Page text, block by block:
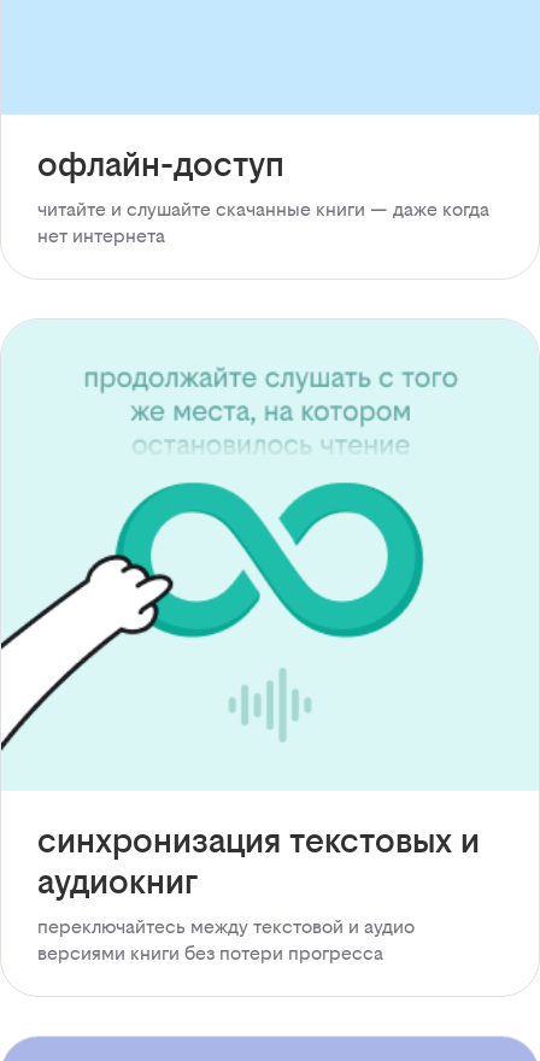
офлайн-доступ
читайте и слушайте скачанные книги — даже когда
нет интернета
синхронизация текстовых и
аудиокниг
переключайтесь между текстовой и аудио
версиями книги без потери прогресса